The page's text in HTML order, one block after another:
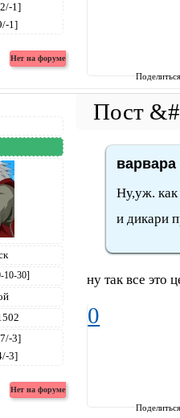
1]
1]
10-30]
3]
3]
Ну,уж. как
и дикари
ну так все это
0